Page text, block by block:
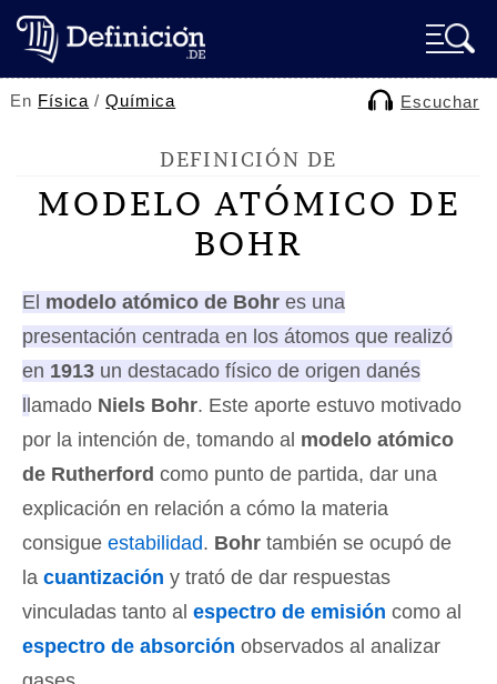
En Física /Química Escuchar
DEFINICIÓN DE
MODELO ATÓMICO DE
BOHR
El modelo atómico de Bohr es una
presentación centrada en los átomos que realizó
en 1913 un destacado físico de origen danés
llamado Niels Bohr. Este aporte estuvo motivado
por la intención de, tomando al modelo atómico
de Rutherford como punto de partida, dar una
explicación en relación a cómo la materia
consigue estabilidad. Bohr también se ocupó de
la cuantización y trató de dar respuestas
vinculadas tanto al espectro de emisión como al
espectro de absorción observados al analizar